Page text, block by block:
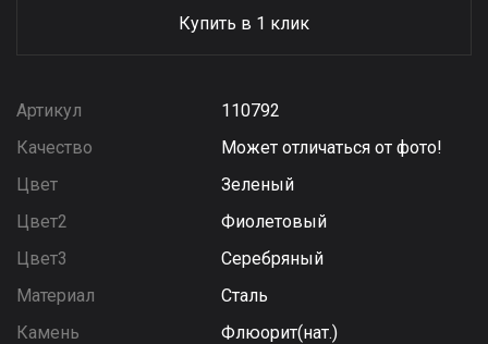
Купить в 1 клик
Артикул
110792
Качество
Может отличаться от фото!
Цвет
Зеленый
Цвет2
Фиолетовый
Цвет3
Серебряный
Материал
Сталь
Камень
Флюорит(нат.)